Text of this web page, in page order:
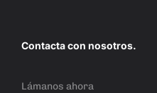
Contacta con nosotros.
Lámanos ahora